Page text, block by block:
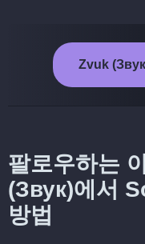
Zvuk
팔로우하는
(Звук)에서
방법